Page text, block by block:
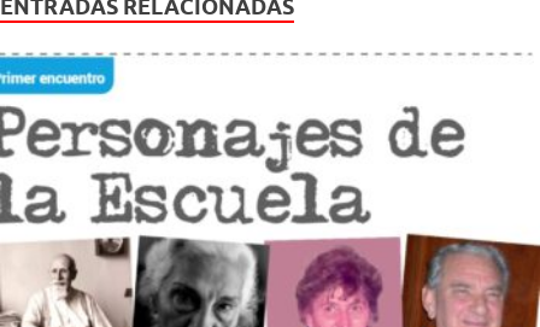
b
o
o
k
A
p
ENTRADAS RELACIONADAS